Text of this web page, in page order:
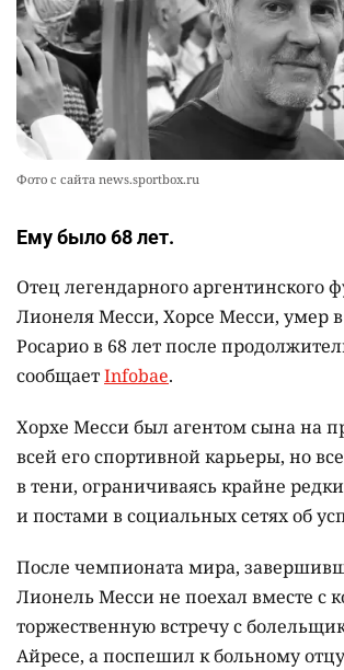
смягчении наказания для
Александры Алёховой
0 29
Фото с сайта news.sportbox.ru
Ему было 68 лет.
Отец легендарного аргентинского
Лионеля Месси, Хорсе Месси, умер в
Росарио в 68 лет после
сообщаетInfobae.
Хорхе Месси был агентом сына на
всей его спортивной карьеры, но
в тени, ограничиваясь крайне
и постами в социальных сетях об
После чемпионата мира,
Лионель Месси не поехал вместе с
торжественную встречу с
Айресе, а поспешил к больному